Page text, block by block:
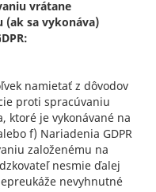
vrátane
sa vykonáva)
namietať z dôvodov
proti spracúvaniu
ktoré je vykonávané na
f) Nariadenia GDPR
založenému na
nesmie ďalej
nevyhnutné